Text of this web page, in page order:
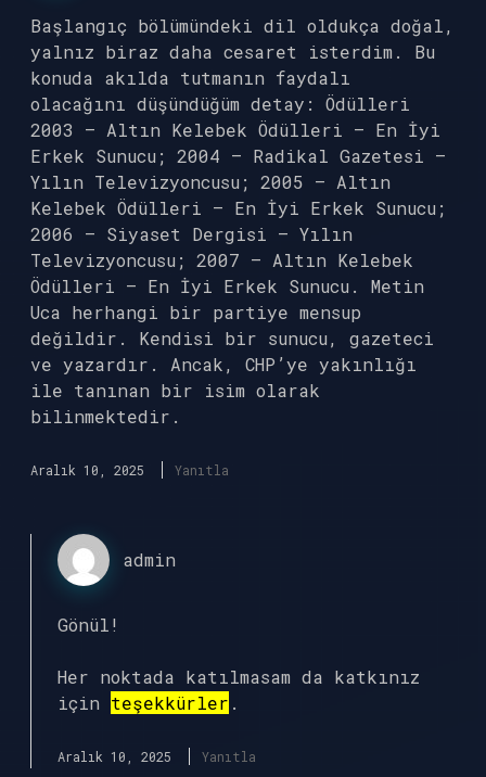
Başlangıç bölümündeki dil oldukça doğal,
yalnız biraz daha cesaret isterdim. Bu
konuda akılda tutmanın faydalı
olacağını düşündüğüm detay: Ödülleri
2003 – Altın Kelebek Ödülleri – En İyi
Erkek Sunucu; 2004 – Radikal Gazetesi –
Yılın Televizyoncusu; 2005 – Altın
Kelebek Ödülleri – En İyi Erkek Sunucu;
2006 – Siyaset Dergisi – Yılın
Televizyoncusu; 2007 – Altın Kelebek
Ödülleri – En İyi Erkek Sunucu. Metin
Uca herhangi bir partiye mensup
değildir. Kendisi bir sunucu, gazeteci
ve yazardır. Ancak, CHP’ye yakınlığı
ile tanınan bir isim olarak
bilinmektedir.
Aralık 10, 2025 Yanıtla
admin
Gönül!
Her noktada katılmasam da katkınız
için teşekkürler .
Aralık 10, 2025 Yanıtla